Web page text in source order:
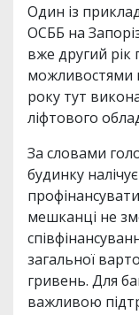
Один із
ОСББ на
вже другий рік
можливостями
року тут
ліфтового
За словами
будинку
мешканці не
загальної
гривень. Для
важливою